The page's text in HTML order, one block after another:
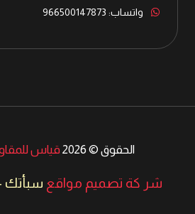
واتساب: 966500147873
الحقوق © 2026 قياس
شر كة تصميم مواقع سبأتك